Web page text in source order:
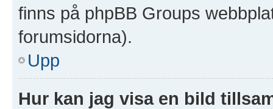
finns på phpBB Groups
forumsidorna).
Upp
Hur kan jag visa en bild